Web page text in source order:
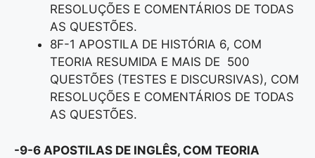
RESOLUÇÕES E COMENTÁRIOS DE TODAS
AS QUESTÕES.
8F-1 APOSTILA DE HISTÓRIA 6, COM
TEORIA RESUMIDA E MAIS DE 500
QUESTÕES (TESTES E DISCURSIVAS), COM
RESOLUÇÕES E COMENTÁRIOS DE TODAS
AS QUESTÕES.
-9-6 APOSTILAS DE INGLÊS, COM TEORIA